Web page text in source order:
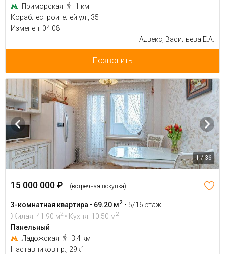
Приморская
1 км
Кораблестроителей ул., 35
Изменен: 04.08
Адвекс, Васильева Е.А.
Позвонить
1 / 36
15 000 000 ₽ (встречная покупка)
3-комнатная квартира • 69.20 м2 • 5/16 этаж
Жилая: 41.90 м2 • Кухня: 10.50 м2
Панельный
Ладожская
3.4 км
Наставников пр., 29к1